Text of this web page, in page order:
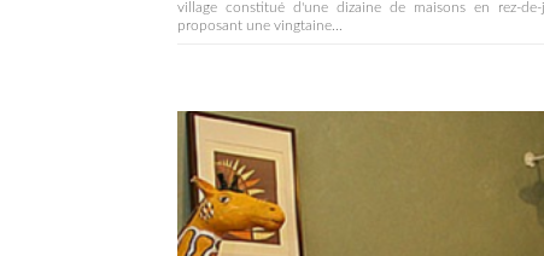
village constitué d'une dizaine de maisons en rez-de-
proposant une vingtaine...